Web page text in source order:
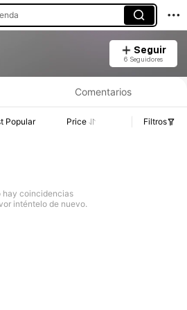
Seguir
6 Seguidores
Comentarios
Popular Price Filtros
hay coincidencias
inténtelo de nuevo.